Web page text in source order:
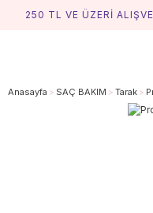
250 TL VE ÜZERİ
Anasayfa SAÇ BAKIM Tarak